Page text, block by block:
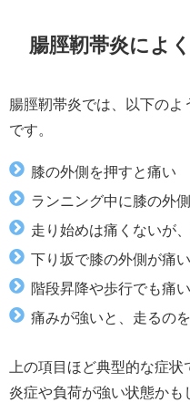
腸脛靭帯炎によ
腸脛靭帯炎では、以下の
です。
膝の外側を押すと痛い
ランニング中に膝の外
走り始めは痛くないが
下り坂で膝の外側が痛い
階段昇降や歩行でも痛い
痛みが強いと、走るの
上の項目ほど典型的な症
炎症や負荷が強い状態かも